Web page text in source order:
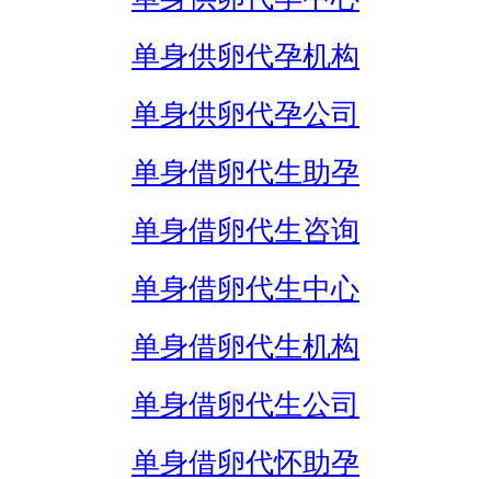
单身供卵代孕机构
单身供卵代孕公司
单身借卵代生助孕
单身借卵代生咨询
单身借卵代生中心
单身借卵代生机构
单身借卵代生公司
单身借卵代怀助孕